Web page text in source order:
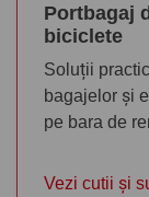
Portbagaj
biciclete
Soluții
bagajelor și
pe bara de
Vezi cutii și